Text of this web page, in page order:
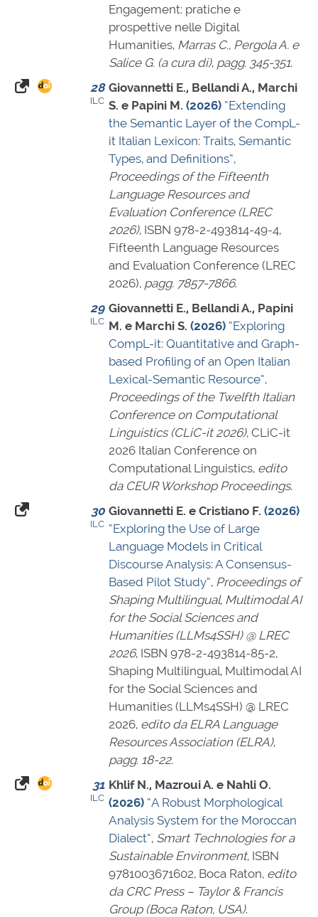
Engagement: pratiche e
prospettive nelle Digital
Humanities, Marras C., Pergola A. e
Salice G. (a cura di), pagg. 345-351.
28
ILC
Giovannetti E., Bellandi A., Marchi
S. e Papini M. (2026) “Extending
the Semantic Layer of the CompL-
it Italian Lexicon: Traits, Semantic
Types, and Definitions”,
Proceedings of the Fifteenth
Language Resources and
Evaluation Conference (LREC
2026), ISBN 978-2-493814-49-4,
Fifteenth Language Resources
and Evaluation Conference (LREC
2026), pagg. 7857-7866.
29
ILC
Giovannetti E., Bellandi A., Papini
M. e Marchi S. (2026) “Exploring
CompL-it: Quantitative and Graph-
based Profiling of an Open Italian
Lexical-Semantic Resource”,
Proceedings of the Twelfth Italian
Conference on Computational
Linguistics (CLiC-it 2026), CLiC-it
2026 Italian Conference on
Computational Linguistics, edito
da CEUR Workshop Proceedings.
30
ILC
Giovannetti E. e Cristiano F. (2026)
“Exploring the Use of Large
Language Models in Critical
Discourse Analysis: A Consensus-
Based Pilot Study”, Proceedings of
Shaping Multilingual, Multimodal AI
for the Social Sciences and
Humanities (LLMs4SSH) @ LREC
2026, ISBN 978-2-493814-85-2,
Shaping Multilingual, Multimodal AI
for the Social Sciences and
Humanities (LLMs4SSH) @ LREC
2026, edito da ELRA Language
Resources Association (ELRA),
pagg. 18-22.
31
ILC
Khlif N., Mazroui A. e Nahli O.
(2026) “A Robust Morphological
Analysis System for the Moroccan
Dialect”, Smart Technologies for a
Sustainable Environment, ISBN
9781003671602, Boca Raton, edito
da CRC Press – Taylor & Francis
Group (Boca Raton, USA).